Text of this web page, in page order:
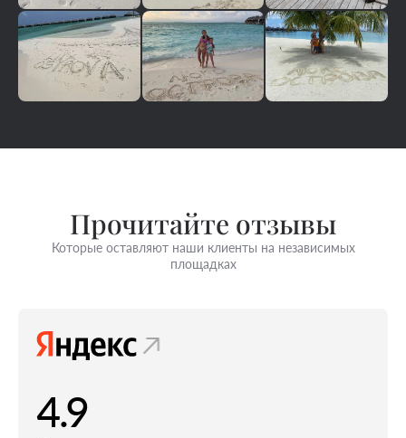
Прочитайте отзывы
Которые оставляют наши клиенты на независимых
площадках
4.9